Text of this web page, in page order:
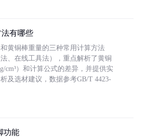
有哪些
黄铜棒重量的三种常用计算方法
法、在线工具法），重点解析了黄铜
cm³）和计算公式的差异，并提供实
及选材建议，数据参考GB/T 4423-
功能